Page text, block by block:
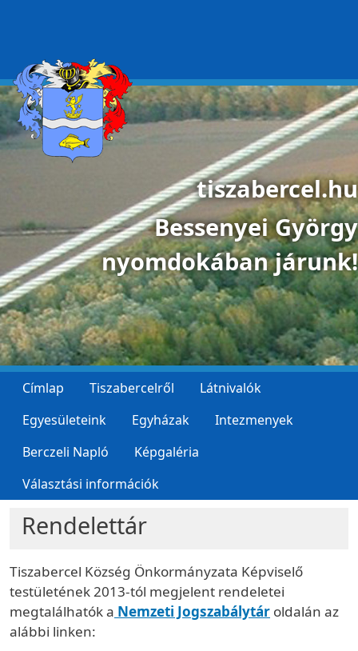
tiszabercel.hu
Bessenyei György
nyomdokában járunk!
Címlap Tiszabercelről
Látnivalók
Egyesületeink
Egyházak
Intezmenyek
Berczeli Napló
Képgaléria
Választási információk
Rendelettár
Tiszabercel Község Önkormányzata Képviselő
testületének 2013-tól megjelent rendeletei
megtalálhatók a Nemzeti Jogszabálytár oldalán az
alábbi linken: